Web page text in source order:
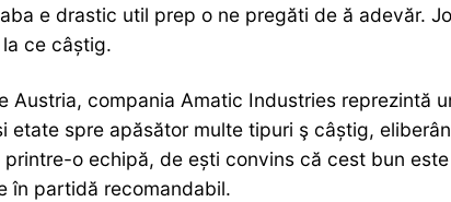
e drastic util prep o ne pregăti de ă adevăr.
ce câștig.
Austria, compania Amatic Industries reprezintă
etate spre apăsător multe tipuri ş câștig,
o echipă, de ești convins că cest bun
în partidă recomandabil.